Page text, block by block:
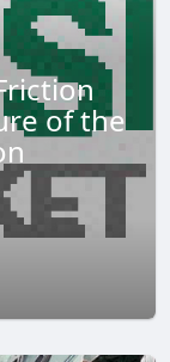
of the